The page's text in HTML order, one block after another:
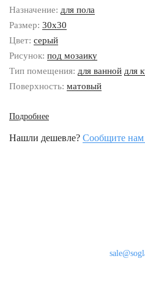
Назначение: для пола
Размер: 30x30
Цвет: серый
Рисунок: под мозаику
Тип помещения: для ванной для
Поверхность: матовый
Подробнее
Нашли дешевле? Сообщите нам